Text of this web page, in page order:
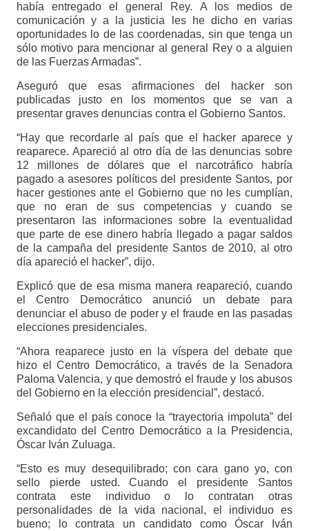
había entregado el general Rey. A los medios de
comunicación y a la justicia les he dicho en varias
oportunidades lo de las coordenadas, sin que tenga un
sólo motivo para mencionar al general Rey o a alguien
de las Fuerzas Armadas”.
Aseguró que esas afirmaciones del hacker son
publicadas justo en los momentos que se van a
presentar graves denuncias contra el Gobierno Santos.
“Hay que recordarle al país que el hacker aparece y
reaparece. Apareció al otro día de las denuncias sobre
12 millones de dólares que el narcotráfico habría
pagado a asesores políticos del presidente Santos, por
hacer gestiones ante el Gobierno que no les cumplían,
que no eran de sus competencias y cuando se
presentaron las informaciones sobre la eventualidad
que parte de ese dinero habría llegado a pagar saldos
de la campaña del presidente Santos de 2010, al otro
día apareció el hacker”, dijo.
Explicó que de esa misma manera reapareció, cuando
el Centro Democrático anunció un debate para
denunciar el abuso de poder y el fraude en las pasadas
elecciones presidenciales.
“Ahora reaparece justo en la víspera del debate que
hizo el Centro Democrático, a través de la Senadora
Paloma Valencia, y que demostró el fraude y los abusos
del Gobierno en la elección presidencial”, destacó.
Señaló que el país conoce la “trayectoria impoluta” del
excandidato del Centro Democrático a la Presidencia,
Óscar Iván Zuluaga.
“Esto es muy desequilibrado; con cara gano yo, con
sello pierde usted. Cuando el presidente Santos
contrata este individuo o lo contratan otras
personalidades de la vida nacional, el individuo es
bueno; lo contrata un candidato como Óscar Iván